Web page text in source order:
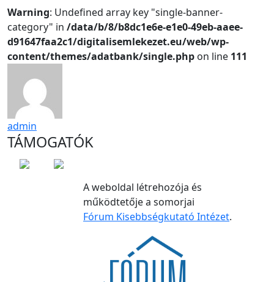
Warning: Undefined array key "single-banner-
category" in /data/b/8/b8dc1e6e-e1e0-49eb-aaee-
d91647faa2c1/digitalisemlekezet.eu/web/wp-
content/themes/adatbank/single.php on line 111
admin
TÁMOGATÓK
A weboldal létrehozója és
működtetője a somorjai
Fórum Kisebbségkutató Intézet.